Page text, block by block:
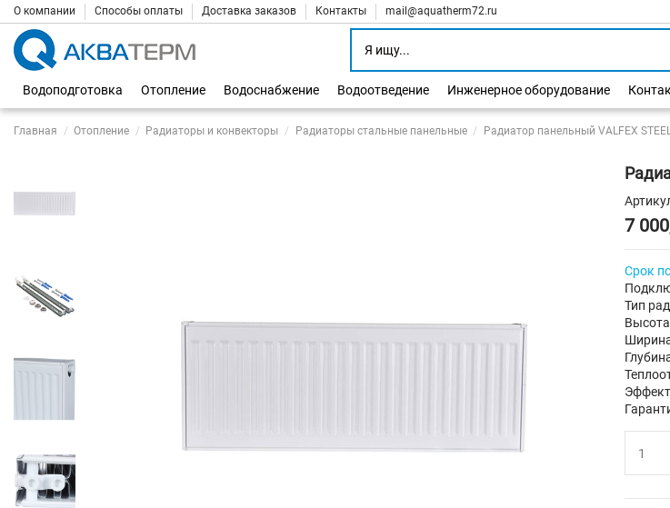
О компании Способы оплаты Доставка заказов Контакты mail@aquatherm72.ru
Водоподготовка
Отопление Водоснабжение Водоотведение Инженерное оборудование
Главная Отопление Радиаторы и конвекторы Радиаторы стальные панельные Радиатор панельный VALFEX
7
Срок
Тип